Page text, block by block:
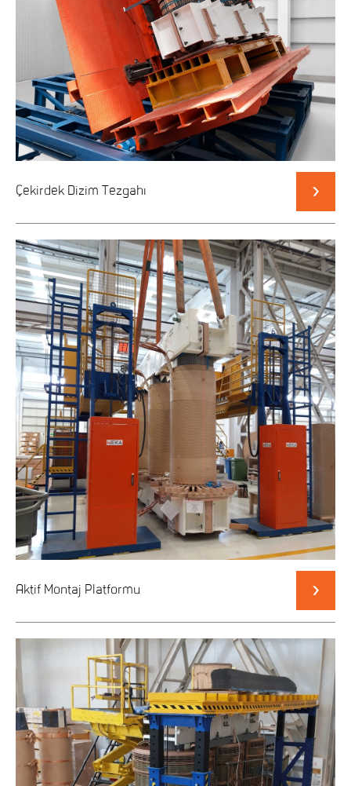
Çekirdek Dizim Tezgahı
Aktif Montaj Platformu